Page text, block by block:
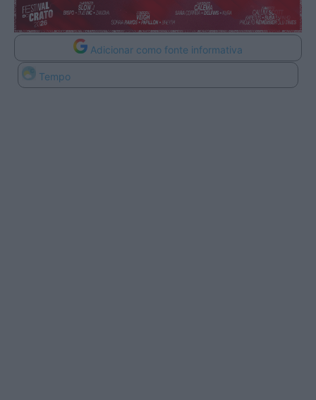
Adicionar como fonte informativa
Tempo